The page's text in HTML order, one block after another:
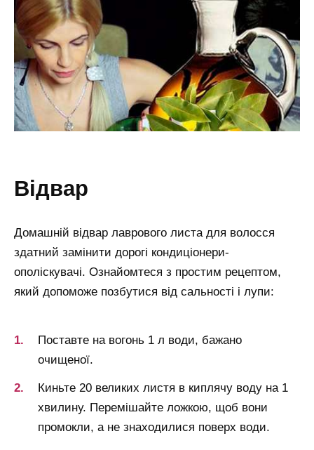
відвар
Домашній відвар лаврового листа для волосся
здатний замінити дорогі кондиціонери-
ополіскувачі. Ознайомтеся з простим рецептом,
який допоможе позбутися від сальності і лупи:
Поставте на вогонь 1 л води, бажано
очищеної.
Киньте 20 великих листя в киплячу воду на 1
хвилину. Перемішайте ложкою, щоб вони
промокли, а не знаходилися поверх води.